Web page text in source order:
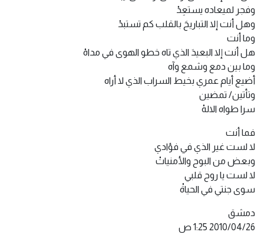
وفجر لميعاده يستعِدْ
وهل أنت إلا التباريحَ بالقلب كم تستبدْ
وما أنت
هل أنت إلا البعيدَ الذي تاه خطو الهوى في مداهْ
وما بين دمع وشمع وآه
أضيع أيام عمري بخيط السراب الذي لا أراه
وتأتين/ تمضين
سرا طواه الالهْ
فما أنت
لا لست غير الذي في فؤادي
وبعض من البوح والأمنياتْ
لا لست يا روح قلبي
سوى جنتي في الحياةْ
دمشق